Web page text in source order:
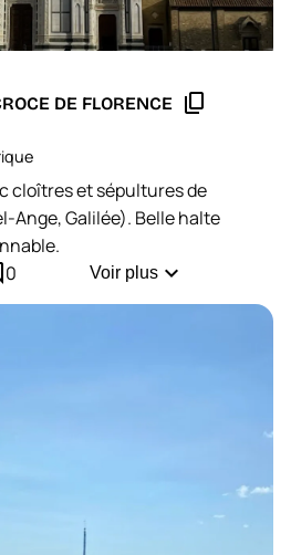
DE FLORENCE content_copy
cloîtres et sépultures de
Ange, Galilée). Belle halte
0 Voir plus expand_more